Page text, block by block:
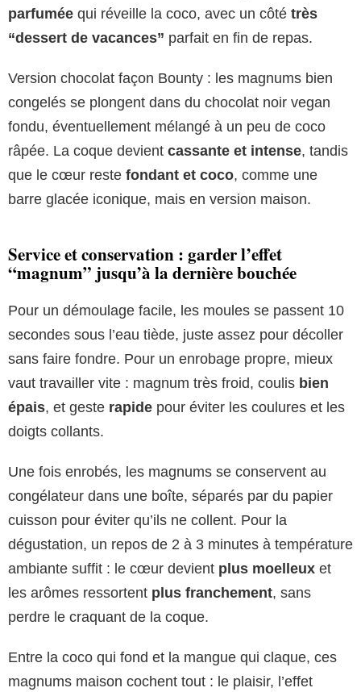
parfumée qui réveille la coco, avec un côté très
“dessert de vacances” parfait en fin de repas.
Version chocolat façon Bounty : les magnums bien
congelés se plongent dans du chocolat noir vegan
fondu, éventuellement mélangé à un peu de coco
râpée. La coque devient cassante et intense, tandis
que le cœur reste fondant et coco, comme une
barre glacée iconique, mais en version maison.
Service et conservation : garder l’effet
“magnum” jusqu’à la dernière bouchée
Pour un démoulage facile, les moules se passent 10
secondes sous l’eau tiède, juste assez pour décoller
sans faire fondre. Pour un enrobage propre, mieux
vaut travailler vite : magnum très froid, coulis bien
épais, et geste rapide pour éviter les coulures et les
doigts collants.
Une fois enrobés, les magnums se conservent au
congélateur dans une boîte, séparés par du papier
cuisson pour éviter qu’ils ne collent. Pour la
dégustation, un repos de 2 à 3 minutes à température
ambiante suffit : le cœur devient plus moelleux et
les arômes ressortent plus franchement, sans
perdre le craquant de la coque.
Entre la coco qui fond et la mangue qui claque, ces
magnums maison cochent tout : le plaisir, l’effet